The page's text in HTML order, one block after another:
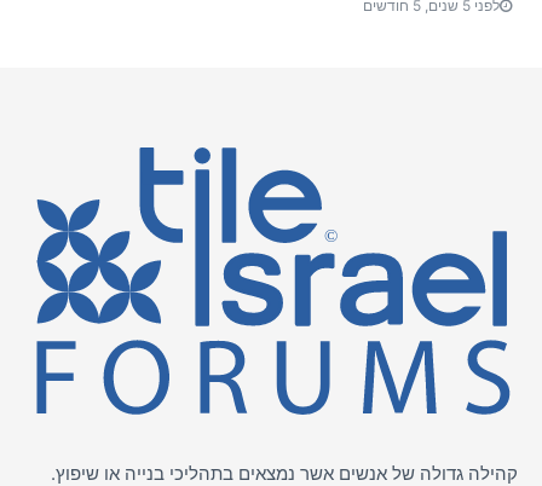
לפני 5 שנים, 5 חודשים
קהילה גדולה של אנשים אשר נמצאים בתהליכי בנייה או שיפוץ.